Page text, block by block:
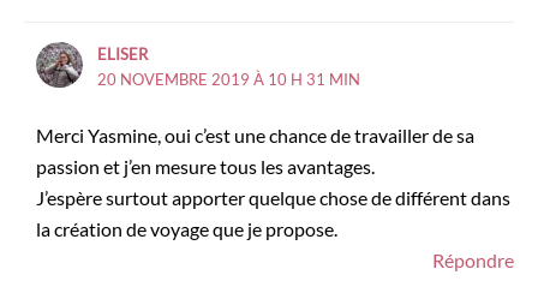
ELISER
20 NOVEMBRE 2019 À 10 H 31 MIN
Merci Yasmine, oui c’est une chance de travailler de sa
passion et j’en mesure tous les avantages.
J’espère surtout apporter quelque chose de différent dans
la création de voyage que je propose.
Répondre